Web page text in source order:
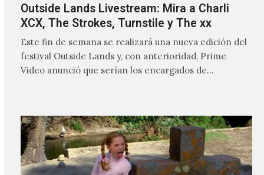
Outside Lands Livestream: Mira a Charli
XCX, The Strokes, Turnstile y The xx
Este fin de semana se realizará una nueva edición del
festival Outside Lands y, con anterioridad, Prime
Video anunció que serían los encargados de